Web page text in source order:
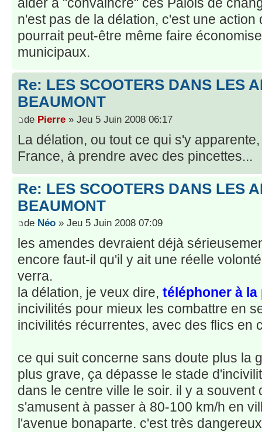
aider à "convaincre" ces Palois de
n'est pas de la délation, c'est une
pourrait peut-être même faire
municipaux.
Re: LES SCOOTERS DANS LES
BEAUMONT
de Pierre » Jeu 5 Juin 2008 06:17
La délation, ou tout ce qui s'y
France, à prendre avec des pincettes...
Re: LES SCOOTERS DANS LES
BEAUMONT
de Néo » Jeu 5 Juin 2008 07:09
les amendes devraient déjà
encore faut-il qu'il y ait une réelle
verra.
la délation, je veux dire, téléphoner à
incivilités pour mieux les combattre en
incivilités récurrentes, avec des flics en
ce qui suit concerne sans doute plus la
plus grave, ça dépasse le stade
dans le centre ville le soir. il y a souvent
s'amusent à passer à 80-100 km/h en
l'avenue bonaparte. c'est très